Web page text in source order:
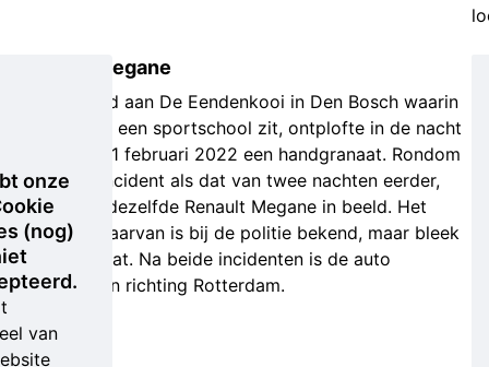
onze
(nog)
van
Renault Megane
Bij een pand aan De Eendenkooi in Den Bosch waarin
onder meer een sportschool zit, ontplofte in de nacht
van 10 op 11 februari 2022 een handgranaat. Rondom
zowel dít incident als dat van twee nachten eerder,
verscheen dezelfde Renault Megane in beeld. Het
kenteken daarvan is bij de politie bekend, maar bleek
een duplicaat. Na beide incidenten is de auto
weggereden richting Rotterdam.